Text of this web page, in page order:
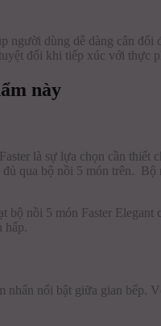
người dùng dễ dàng cân
đối khi tiếp xúc với thực
này
là sự lựa chọn cần
đủ qua bộ nồi 5 món trên.
bộ nồi 5 món Faster
hấp.
nhấn nổi bật giữa gian bếp.